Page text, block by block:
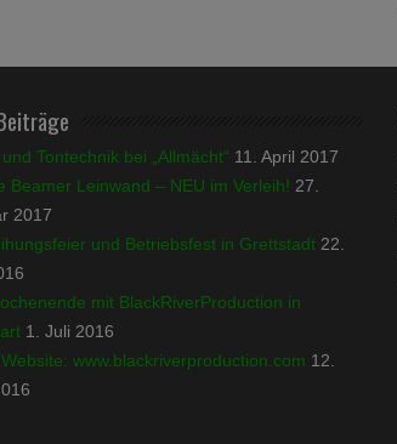
Tontechnik bei „Allmächt“ 11. April 2017
Beamer Leinwand – NEU im Verleih! 27.
2017
und Betriebsfest in Grettstadt 22.
mit BlackRiverProduction in
1. Juli 2016
www.blackriverproduction.com 12.